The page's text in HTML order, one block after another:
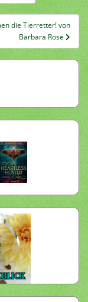
die Tierretter! von
Barbara Rose